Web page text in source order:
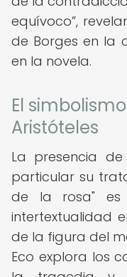
equívoco ,
de Borges en la
en la novela.
El
Aristóteles
La presencia
particular su
de la rosa" es
intertextualidad
de la figura del
Eco explora los